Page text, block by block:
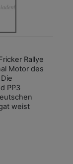
Rallye
Motor des
PP3
weist